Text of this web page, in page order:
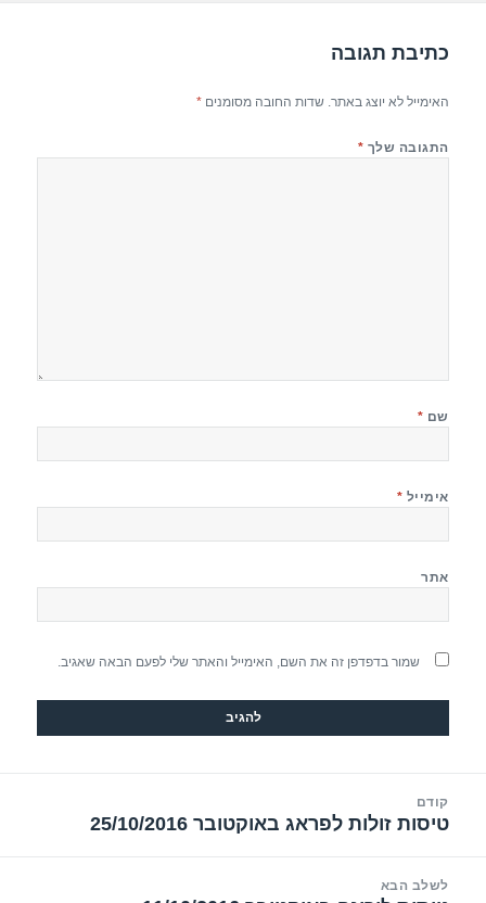
כתיבת תגובה
האימייל לא יוצג באתר. שדות החובה מסומנים*
התגובה שלך *
שם *
אימייל *
אתר
שמור בדפדפן זה את השם, האימייל והאתר שלי לפעם הבאה שאגיב.
קודם
הפוסט
טיסות זולות לפראג באוקטובר 25/10/2016
לשלב הבא